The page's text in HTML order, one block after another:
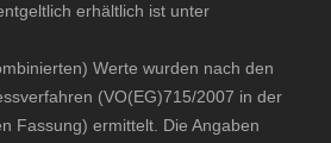
erhältlich ist unter
Werte wurden nach den
(VO(EG)715/2007 in der
Fassung) ermittelt. Die Angaben